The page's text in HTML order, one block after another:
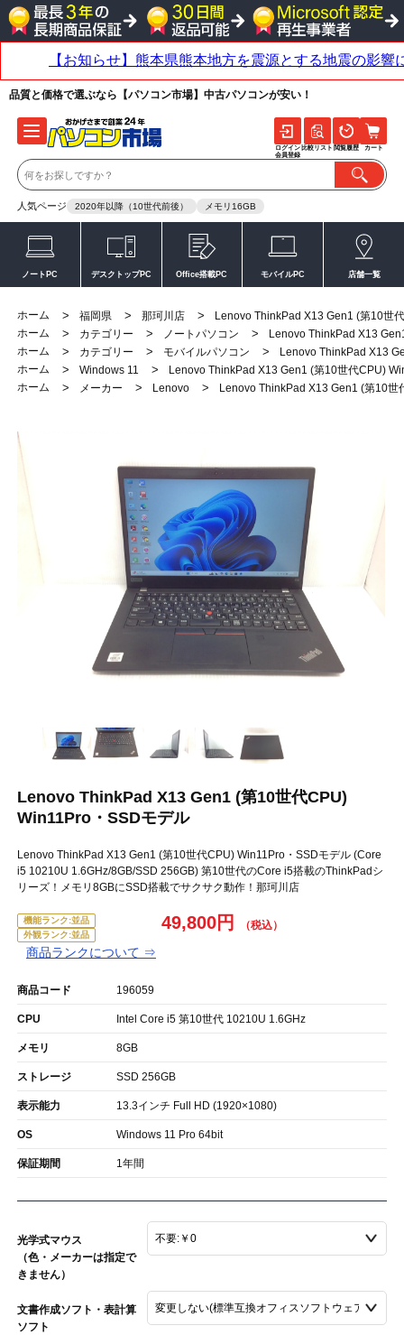
品質と価格で選ぶなら【パソコン市場】中古パソコンが安い！
人気ページ 2020年以降（10世代前後） メモリ16GB
ログイン
会員登録
比較リスト 閲覧履歴 カート
ノートPC デスクトップPC Office搭載PC モバイルPC 店舗一覧
ホーム > 福岡県 > 那珂川店 >
Lenovo ThinkPad X13 Gen1 (第10世
ホーム
> カテゴリー > ノートパソコン >
Lenovo ThinkPad X13
ホーム
> カテゴリー > モバイルパソコン >
Lenovo ThinkPad X13
ホーム
> Windows 11 >
Lenovo ThinkPad X13 Gen1 (第10世代CPU)
ホーム
> メーカー > Lenovo > Lenovo ThinkPad X13 Gen1 (第10世
Lenovo ThinkPad X13 Gen1 (第10世代CPU)
Win11Pro・SSDモデル
Lenovo ThinkPad X13 Gen1 (第10世代CPU) Win11Pro・SSDモデル (Core
i5 10210U 1.6GHz/8GB/SSD 256GB) 第10世代のCore i5搭載のThinkPadシ
リーズ！メモリ8GBにSSD搭載でサクサク動作！那珂川店
機能ランク:並品
外観ランク:並品
商品ランクについて ⇒
49,800円
商品コード 196059
CPU Intel Core i5 第10世代 10210U 1.6GHz
メモリ 8GB
ストレージ SSD 256GB
表示能力 13.3インチ Full HD (1920×1080)
OS Windows 11 Pro 64bit
保証期間 1年間
光学式マウス
（色・メーカーは指定で
きません）
文書作成ソフト・表計算
ソフト